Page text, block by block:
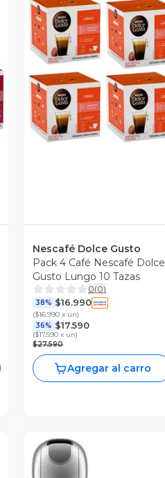
Vista Previa
Nescafé Dolce Gusto
Pack 4 Café Nescafé Dolce
Gusto Lungo 10 Tazas
0(0)
38% $16.990
($16.990 x un)
36% $17.590
($17.590 x un)
$27.590
Agregar al carro